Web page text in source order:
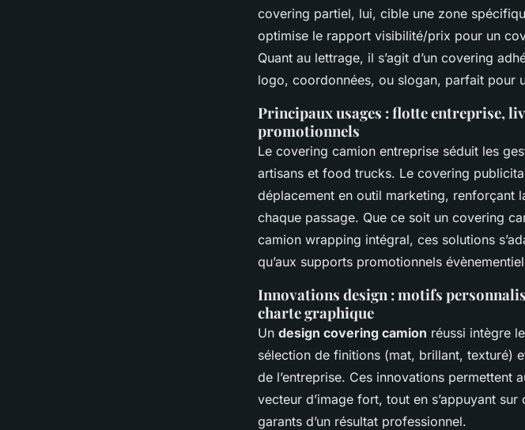
covering partiel, lui, cible une zone
optimise le rapport visibilité/prix pour un
Quant au lettrage, il s’agit d’un covering
logo, coordonnées, ou slogan, parfait pour
Principaux usages : flotte entreprise,
promotionnels
Le covering camion entreprise séduit les
artisans et food trucks. Le covering
déplacement en outil marketing, renforçant
chaque passage. Que ce soit un covering
camion wrapping intégral, ces solutions
qu’aux supports promotionnels
Innovations design : motifs
charte graphique
Un design covering camion réussi intègre
sélection de finitions (mat, brillant, texturé)
de l’entreprise. Ces innovations permettent
vecteur d’image fort, tout en s’appuyant
garants d’un résultat professionnel.